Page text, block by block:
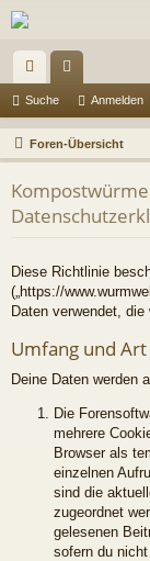
ch
ne
llz
ug
en
Suche Anmelden
Foren-Übersicht
Diese Richtlinie
(„https://
Daten verwendet, die
Umfang und
Deine Daten werden
Die
mehrere
Browser als
einzelnen
sind die
zugeordnet
gelesenen
sofern du